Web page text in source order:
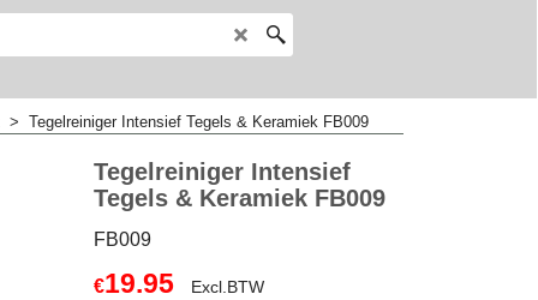
> Tegelreiniger Intensief Tegels & Keramiek FB009
Tegelreiniger Intensief
Tegels & Keramiek FB009
FB009
€19.95
Excl.BTW